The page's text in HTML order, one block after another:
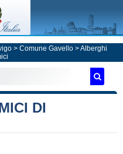
> Comune Gavello> Alberghi
DI